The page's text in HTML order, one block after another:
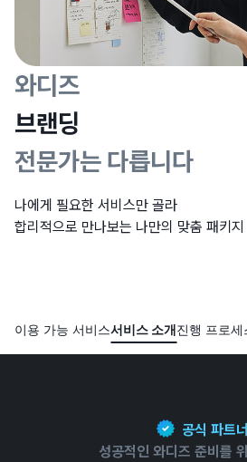
와디즈
브랜딩
로고 제작
전문가는 다릅니다
나에게 필요한 서비스만 골라
합리적으로 만나보는 나만의 맞춤 패키지
이용 가능 서비스서비스 소개진행 프로세
공식 파트너
성공적인 와디즈 준비를